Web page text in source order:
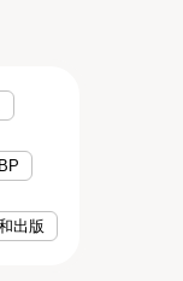
出版